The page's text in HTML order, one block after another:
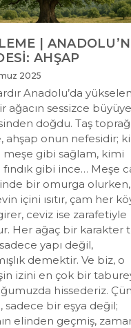
|
AHŞAP
2025
Anadolu’da
ağacın sessizce
doğdu. Taş
ahşap onun nefesidir;
meşe gibi sağlam, kimi
fındık gibi ince… Meşe
bir omurga olurken,
içini ısıtır, çam her
ceviz ise zarafetiyle
Her ağaç bir karakter
yapı değil,
demektir. Ve biz, o
izini en çok bir
hissederiz.
sadece bir eşya değil;
elinden geçmiş,